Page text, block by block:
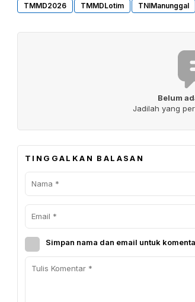
TMMD2026 TMMDLotim TNIManunggal
Belum
Jadilah yang
TINGGALKAN BALASAN
Simpan nama dan email untuk